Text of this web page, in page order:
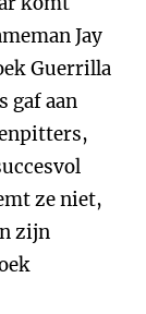
Jay
Guerrilla
gaf aan
ze niet,
zijn